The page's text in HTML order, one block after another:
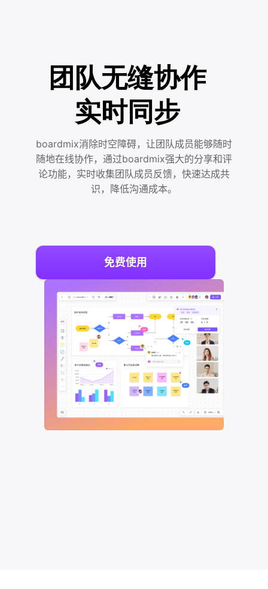
团队无缝协作
实时同步
boardmix消除时空障碍，让团队成员能够随时
随地在线协作，通过boardmix强大的分享和评
论功能，实时收集团队成员反馈，快速达成共
识，降低沟通成本。
免费使用